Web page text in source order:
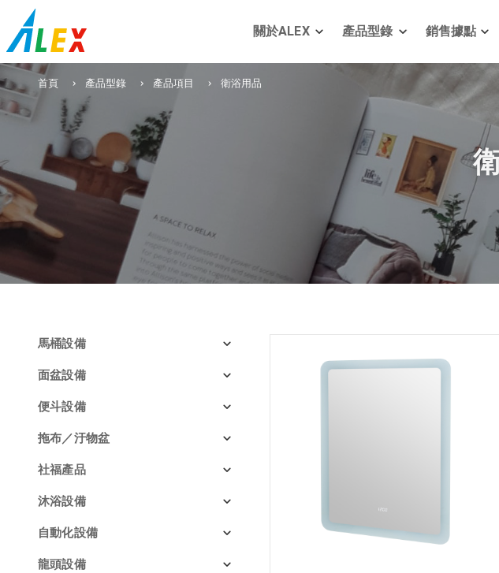
關於ALEX 產品型錄 銷售據點
首頁 產品型錄 產品項目 衛浴用品
馬桶設備
面盆設備
便斗設備
拖布／汙物盆
社福產品
沐浴設備
自動化設備
龍頭設備